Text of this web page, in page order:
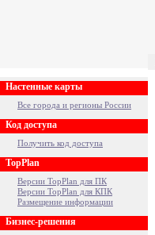
Настенные карты
Все города и регионы России
Код доступа
Получить код доступа
TopPlan
Версии TopPlan для ПК
Версии TopPlan для КПК
Размещение информации
Бизнес-решения